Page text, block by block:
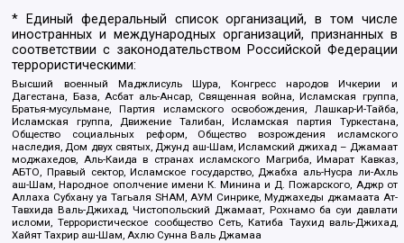
* Единый федеральный список организаций, в том числе
иностранных и международных организаций, признанных в
соответствии с законодательством Российской Федерации
террористическими:
Высший военный Маджлисуль Шура, Конгресс народов Ичкерии и
Дагестана, База, Асбат аль-Ансар, Священная война, Исламская группа,
Братья-мусульмане, Партия исламского освобождения, Лашкар-И-Тайба,
Исламская группа, Движение Талибан, Исламская партия Туркестана,
Общество социальных реформ, Общество возрождения исламского
наследия, Дом двух святых, Джунд аш-Шам, Исламский джихад – Джамаат
моджахедов, Аль-Каида в странах исламского Магриба, Имарат Кавказ,
АБТО, Правый сектор, Исламское государство, Джабха аль-Нусра ли-Ахль
аш-Шам, Народное ополчение имени К. Минина и Д. Пожарского, Аджр от
Аллаха Субхану уа Тагьаля SHAM, АУМ Синрике, Муджахеды джамаата Ат-
Тавхида Валь-Джихад, Чистопольский Джамаат, Рохнамо ба суи давлати
исломи, Террористическое сообщество Сеть, Катиба Таухид валь-Джихад,
Хайят Тахрир аш-Шам, Ахлю Сунна Валь Джамаа